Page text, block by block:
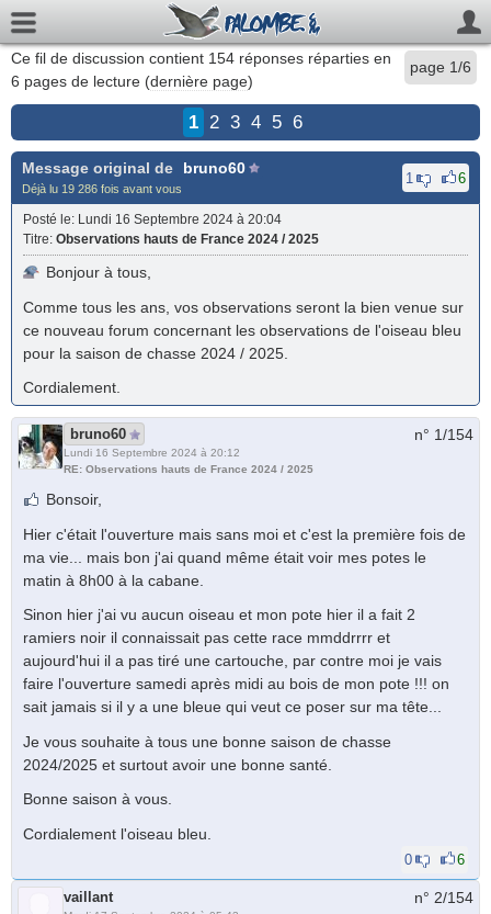
page 1/6
Ce fil de discussion contient 154 réponses réparties en
6 pages de lecture (dernière page)
1 2 3 4 5 6
Message original de bruno60
Déjà lu 19 286 fois avant vous
1 6
Posté le: Lundi 16 Septembre 2024 à 20:04
Titre: Observations hauts de France 2024 / 2025
Bonjour à tous,
Comme tous les ans, vos observations seront la bien venue sur
ce nouveau forum concernant les observations de l'oiseau bleu
pour la saison de chasse 2024 / 2025.
Cordialement.
bruno60
Lundi 16 Septembre 2024 à 20:12
RE: Observations hauts de France 2024 / 2025
n° 1/154
Bonsoir,
Hier c'était l'ouverture mais sans moi et c'est la première fois de
ma vie... mais bon j'ai quand même était voir mes potes le
matin à 8h00 à la cabane.
Sinon hier j'ai vu aucun oiseau et mon pote hier il a fait 2
ramiers noir il connaissait pas cette race mmddrrrr et
aujourd'hui il a pas tiré une cartouche, par contre moi je vais
faire l'ouverture samedi après midi au bois de mon pote !!! on
sait jamais si il y a une bleue qui veut ce poser sur ma tête...
Je vous souhaite à tous une bonne saison de chasse
2024/2025 et surtout avoir une bonne santé.
Bonne saison à vous.
Cordialement l'oiseau bleu.
0 6
vaillant n° 2/154